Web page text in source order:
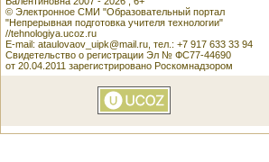
© Электронное СМИ "Образовательный портал
"Непрерывная подготовка учителя технологии"
//tehnologiya.ucoz.ru
E-mail: ataulovaov_uipk@mail.ru, тел.: +7 917 633 33 94
Свидетельство о регистрации Эл № ФС77-44690
от 20.04.2011 зарегистрировано Роскомнадзором